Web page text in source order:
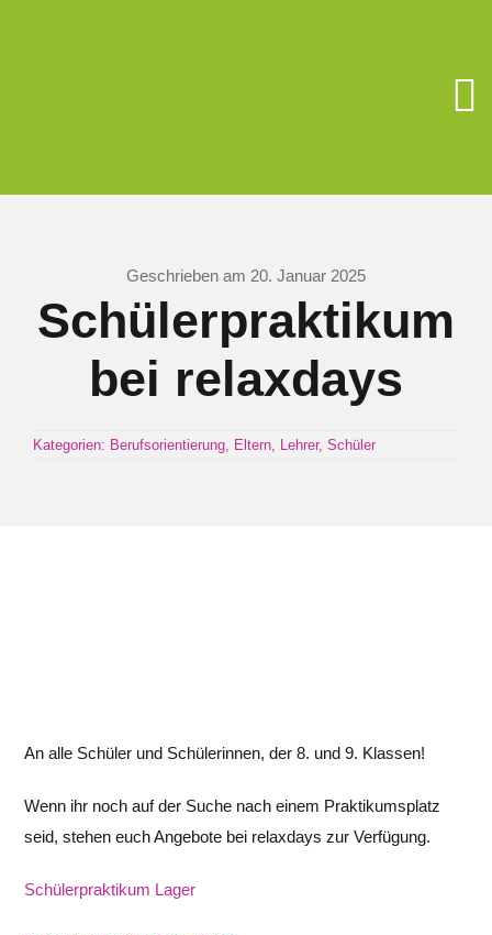
Geschrieben am 20. Januar 2025
Schülerpraktikum
bei relaxdays
Kategorien: Berufsorientierung Eltern Lehrer, Schüler
An alle Schüler und Schülerinnen, der 8. und 9. Klassen!
Wenn ihr noch auf der Suche nach einem Praktikumsplatz
seid, stehen euch Angebote bei relaxdays zur Verfügung.
Schülerpraktikum Lager